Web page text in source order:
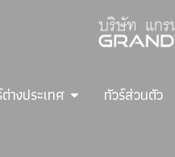
างประเทศ ทัวร์ส่วนตัว